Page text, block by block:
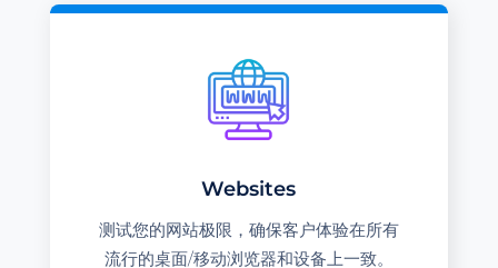
Websites
测试您的网站极限，确保客户体验在所有
流行的桌面/移动浏览器和设备上一致。